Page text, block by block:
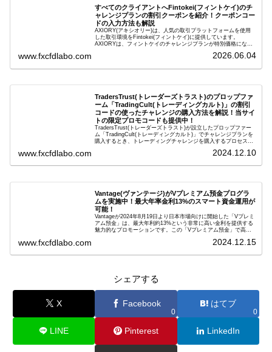
すべてのクライアントへFintokei(フィントケイ)のチ
ャレンジプランの割引クーポンを紹介！クーポンコー
ドの入力方法も解説
AXIORY(アキシオリー)は、人気の取引プラットフォームを使用
した取引環境をFintokei(フィントケイ)に提供しています。
AXIORYは、フィントケイのチャレンジプランが特別価格になる
ャレンジプランを申し込むときのクーポンコードを入力して割引
www.fxcfdlabo.com 2026.06.04
TradersTrust(トレーダーズトラスト)のプロップファ
ーム「TradingCult(トレーディングカルト)」の割引
コードの使ったチャレンジの購入方法を解説！当サイ
トの限定プロモコードも提供中！
TradersTrust(トレーダーズトラスト)が設立したプロップファー
ム「TradingCult(トレーディングカルト)」でチャレンジプランを
購入するとき、トレーディングチャレンジを購入するプロセス全
します。さらに、TradingCultがほぼ定期的に実施している割引コ
www.fxcfdlabo.com 2024.12.10
Vantage(ヴァンテージ)がVプレミアム預金プログラ
ムを実施中！最大年率金利13%のスマート資金運用が
可能！
Vantageが2024年8月19日より日本市場向けに開始した「Vプレミ
アム預金」は、最大年利約13%という非常に高い金利を提供する
魅力的なプロモーションです。この「Vプレミアム預金」で高金
す。「Vプレミアム預金」を行いたい人は、この記事をしっかり
www.fxcfdlabo.com 2024.12.15
シェアする
X Facebook
0
はてブ
0
LINE Pinterest LinkedIn